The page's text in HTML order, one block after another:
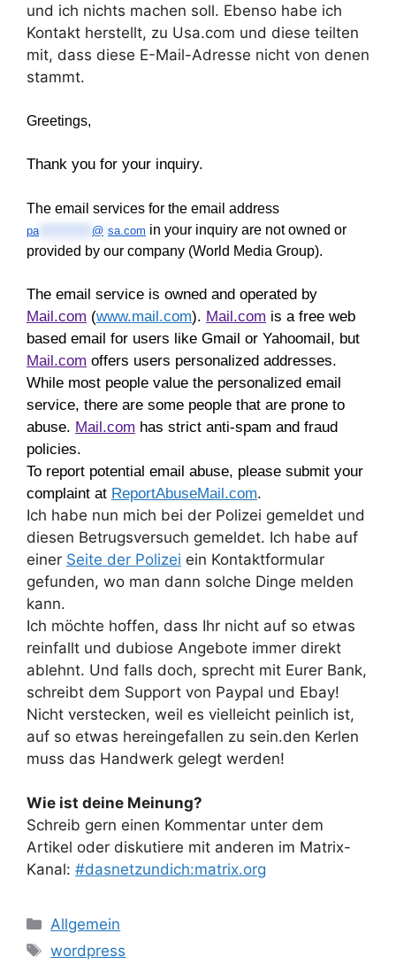
und ich nichts machen soll. Ebenso habe ich
Kontakt herstellt, zu Usa.com und diese teilten
mit, dass diese E-Mail-Adresse nicht von denen
stammt.
Greetings,
Thank you for your inquiry.
The email services for the email address
pa @ sa.com in your inquiry are not owned or
provided by our company (World Media Group).
The email service is owned and operated by
Mail.com (www.mail.com). Mail.com is a free web
based email for users like Gmail or Yahoomail, but
Mail.com offers users personalized addresses.
While most people value the personalized email
service, there are some people that are prone to
abuse. Mail.com has strict anti-spam and fraud
policies.
To report potential email abuse, please submit your
complaint at ReportAbuseMail.com.
Ich habe nun mich bei der Polizei gemeldet und
diesen Betrugsversuch gemeldet. Ich habe auf
einer Seite der Polizei ein Kontaktformular
gefunden, wo man dann solche Dinge melden
kann.
Ich möchte hoffen, dass Ihr nicht auf so etwas
reinfallt und dubiose Angebote immer direkt
ablehnt. Und falls doch, sprecht mit Eurer Bank,
schreibt dem Support von Paypal und Ebay!
Nicht verstecken, weil es vielleicht peinlich ist,
auf so etwas hereingefallen zu sein.den Kerlen
muss das Handwerk gelegt werden!
Wie ist deine Meinung?
Schreib gern einen Kommentar unter dem
Artikel oder diskutiere mit anderen im Matrix-
Kanal: #dasnetzundich:matrix.org
Kategorien
Allgemein
Schlagwörter
wordpress